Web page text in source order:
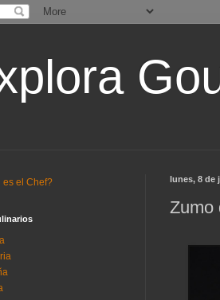
lunes, 8 de
Zumo
es el Chef?